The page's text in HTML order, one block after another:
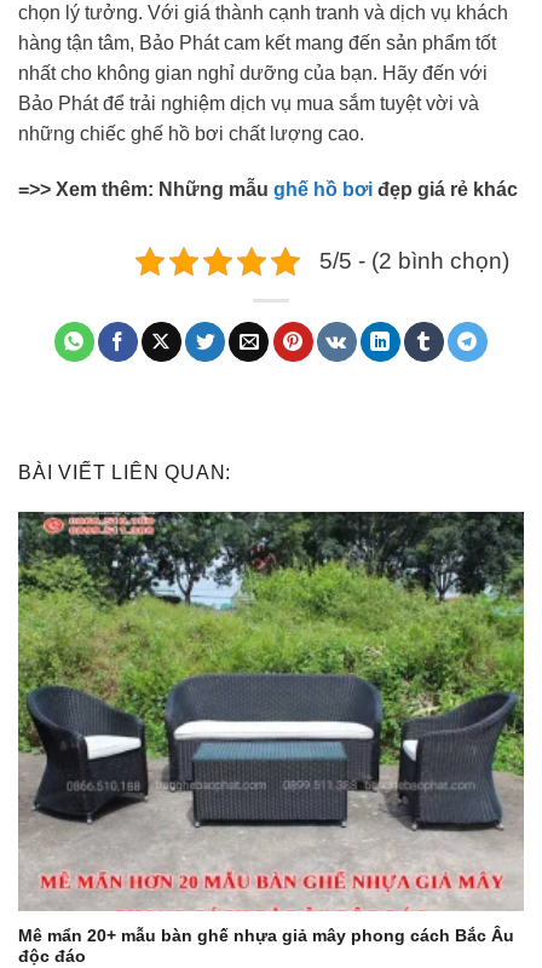
chọn lý tưởng. Với giá thành cạnh tranh và dịch vụ khách
hàng tận tâm, Bảo Phát cam kết mang đến sản phẩm tốt
nhất cho không gian nghỉ dưỡng của bạn. Hãy đến với
Bảo Phát để trải nghiệm dịch vụ mua sắm tuyệt vời và
những chiếc ghế hồ bơi chất lượng cao.
=>> Xem thêm: Những mẫu ghế hồ bơi đẹp giá rẻ khác
5/5 - (2 bình chọn)
BÀI VIẾT LIÊN QUAN:
Mê mẩn 20+ mẫu bàn ghế nhựa giả mây phong cách Bắc Âu
độc đáo